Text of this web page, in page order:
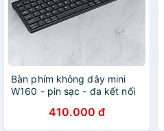
Bàn phím không dây mini
W160 - pin sạc - đa kết nối
wireless 2.4G hàng nhập
khẩu
410.000 đ